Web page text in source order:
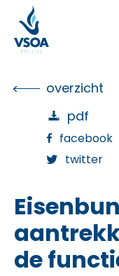
the
content
overzicht
pdf
facebook
twitter
de